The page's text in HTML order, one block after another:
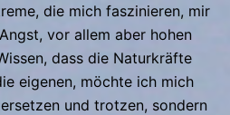
die mich faszinieren, mir
vor allem aber hohen
dass die Naturkräfte
eigenen, möchte ich mich
und trotzen, sondern